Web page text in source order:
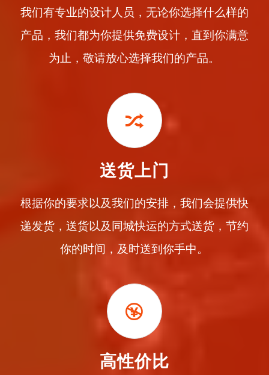
我们有专业的设计人员，无论你选择什么样的
产品，我们都为你提供免费设计，直到你满意
为止，敬请放心选择我们的产品。
送货上门
根据你的要求以及我们的安排，我们会提供快
递发货，送货以及同城快运的方式送货，节约
你的时间，及时送到你手中。
高性价比